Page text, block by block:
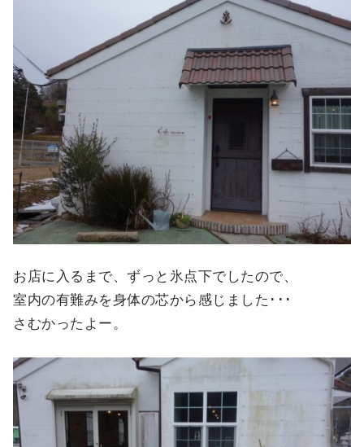
お店に入るまで、ずっと氷点下でしたので、
室内の有難みを身体の芯から感じました･･･
さむかったよー。